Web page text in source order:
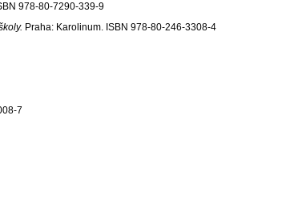
978-80-7290-339-9
Praha: Karolinum. ISBN 978-80-246-3308-4
7